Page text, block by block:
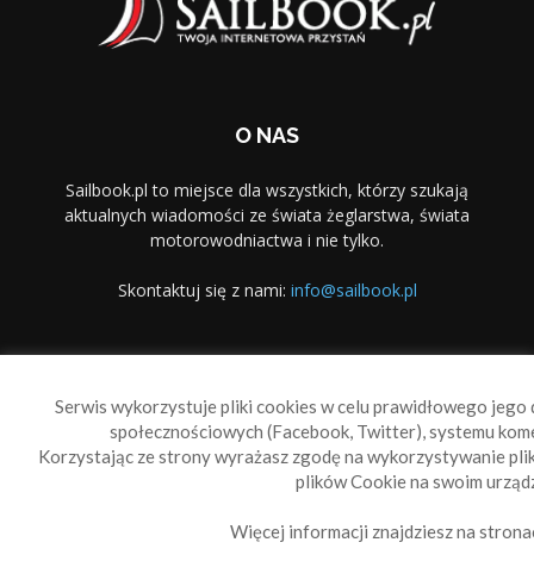
O NAS
Sailbook.pl to miejsce dla wszystkich, którzy szukają
aktualnych wiadomości ze świata żeglarstwa, świata
motorowodniactwa i nie tylko.
Skontaktuj się z nami: info@sailbook.pl
Reklama
Polityka prywatności
Serwis wykorzystuje pliki cookies w celu prawidłowego
społecznościowych (Facebook, Twitter), systemu
Korzystając ze strony wyrażasz zgodę na wykorzystywanie
plików Cookie na swoim
Więcej informacji znajdziesz na